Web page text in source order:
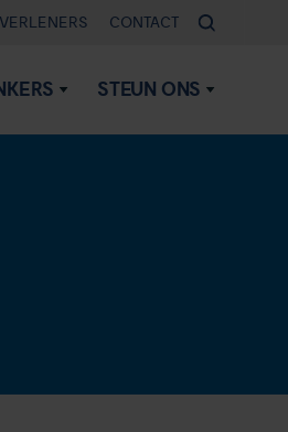
CONTACT
STEUN ONS